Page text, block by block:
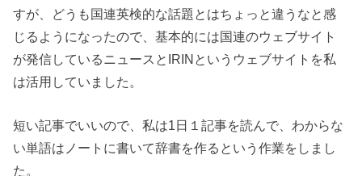
すが、どうも国連英検的な話題とはちょっと違うなと感
じるようになったので、基本的には国連のウェブサイト
が発信しているニュースとIRINというウェブサイトを私
は活用していました。
短い記事でいいので、私は1日１記事を読んで、わからな
い単語はノートに書いて辞書を作るという作業をしまし
た。